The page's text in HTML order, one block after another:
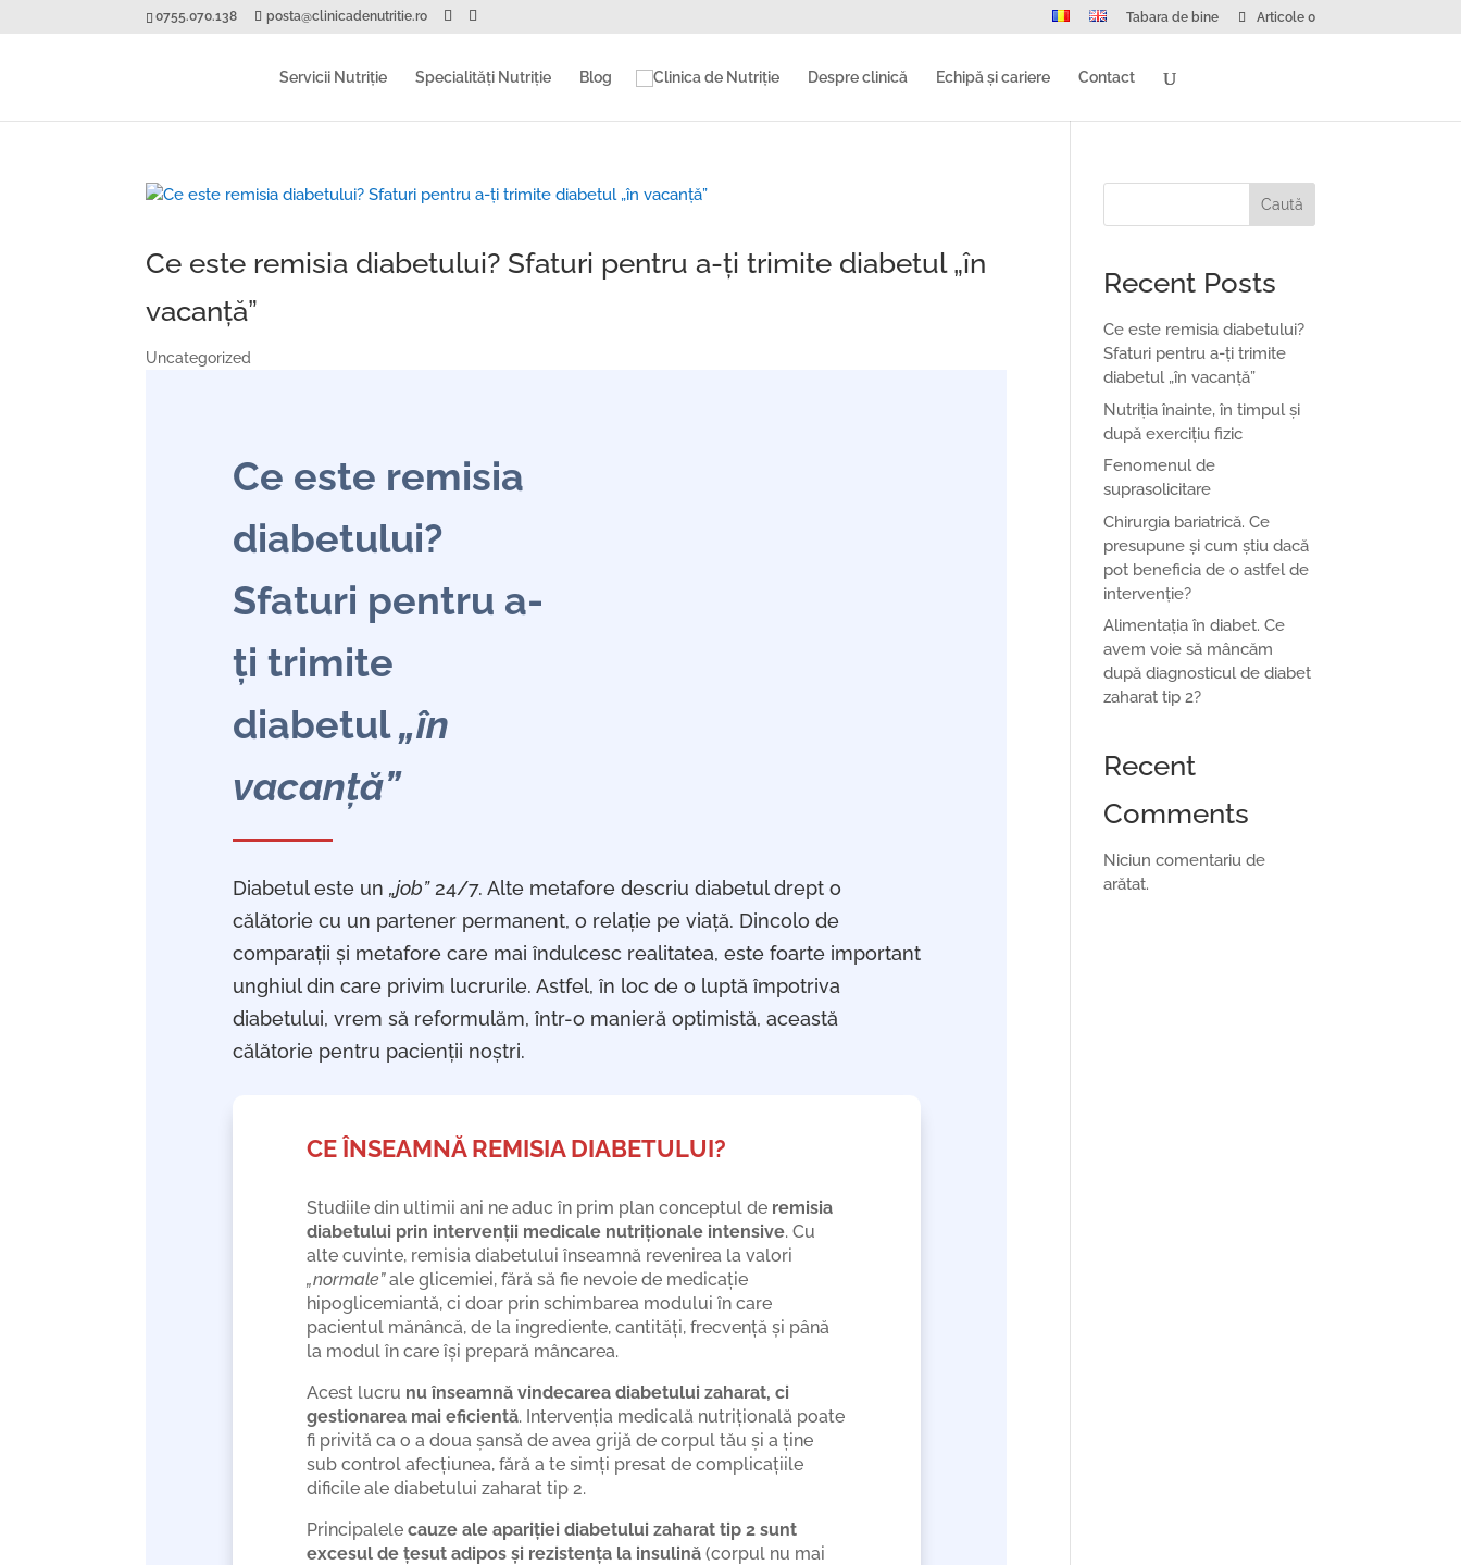
0755.070.138 posta@clinicadenutritie.ro Tabara de bine Articole 0
Servicii Nutriție Specialități Nutriție Blog Despre clinică Echipă și cariere Contact
Ce este remisia diabetului? Sfaturi pentru a-ți trimite diabetul „în
vacanță”
Uncategorized
Ce este remisia
diabetului?
Sfaturi pentru a-
ți trimite
diabetul„în
vacanță”
Diabetul este un „job”24/7. Alte metafore descriu diabetul drept o
călătorie cu un partener permanent, o relație pe viață. Dincolo de
comparații și metafore care mai îndulcesc realitatea, este foarte important
unghiul din care privim lucrurile. Astfel, în loc de o luptă împotriva
diabetului, vrem să reformulăm, într-o manieră optimistă, această
călătorie pentru pacienții noștri.
CE ÎNSEAMNĂ REMISIA DIABETULUI?
Studiile din ultimii ani ne aduc în prim plan conceptul de remisia
diabetului prin intervenții medicale nutriționale intensive. Cu
alte cuvinte, remisia diabetului înseamnă revenirea la valori
„normale”ale glicemiei, fără să fie nevoie de medicație
hipoglicemiantă, ci doar prin schimbarea modului în care
pacientul mănâncă, de la ingrediente, cantități, frecvență și până
la modul în care își prepară mâncarea.
Acest lucru nu înseamnă vindecarea diabetului zaharat, ci
gestionarea mai eficientă. Intervenția medicală nutrițională poate
fi privită ca o a doua șansă de avea grijă de corpul tău și a ține
sub control afecțiunea, fără a te simți presat de complicațiile
dificile ale diabetului zaharat tip 2.
Principalelecauze ale apariției diabetului zaharat tip 2 sunt
excesul de țesut adipos și rezistența la insulină (corpul nu mai
Caută
Recent Posts
Ce este remisia diabetului?
Sfaturi pentru a-ți trimite
diabetul „în vacanță”
Nutriția înainte, în timpul și
după exercițiu fizic
Fenomenul de
suprasolicitare
Chirurgia bariatrică. Ce
presupune și cum știu dacă
pot beneficia de o astfel de
intervenție?
Alimentația în diabet. Ce
avem voie să mâncăm
după diagnosticul de diabet
zaharat tip 2?
Recent
Comments
Niciun comentariu de
arătat.